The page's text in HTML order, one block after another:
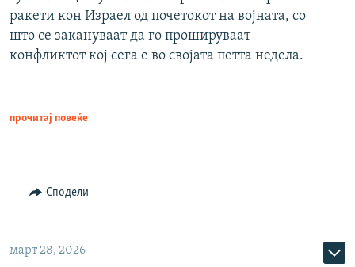
ракети кон Израел од почетокот на војната, со
што се закануваат да го прошируваат
конфликтот кој сега е во својата петта недела.
прочитај повеќе
Сподели
март 28, 2026